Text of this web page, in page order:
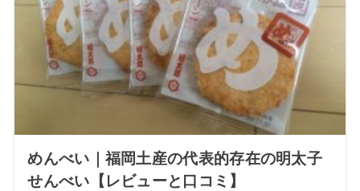
めんべい｜福岡土産の代表的存在の明太子
せんべい【レビューと口コミ】